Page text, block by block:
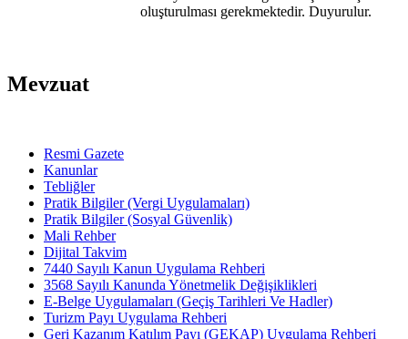
oluşturulması gerekmektedir. Duyurulur.
Mevzuat
Resmi Gazete
Kanunlar
Tebliğler
Pratik Bilgiler (Vergi Uygulamaları)
Pratik Bilgiler (Sosyal Güvenlik)
Mali Rehber
Dijital Takvim
7440 Sayılı Kanun Uygulama Rehberi
3568 Sayılı Kanunda Yönetmelik Değişiklikleri
E-Belge Uygulamaları (Geçiş Tarihleri Ve Hadler)
Turizm Payı Uygulama Rehberi
Geri Kazanım Katılım Payı (GEKAP) Uygulama Rehberi